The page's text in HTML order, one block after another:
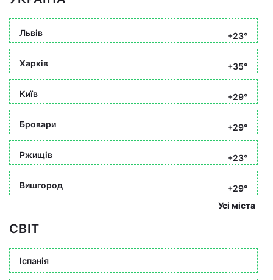
Львів +23°
Харків +35°
Київ +29°
Бровари +29°
Ржищів +23°
Вишгород
+29°
Усі міста
СВІТ
Іспанія